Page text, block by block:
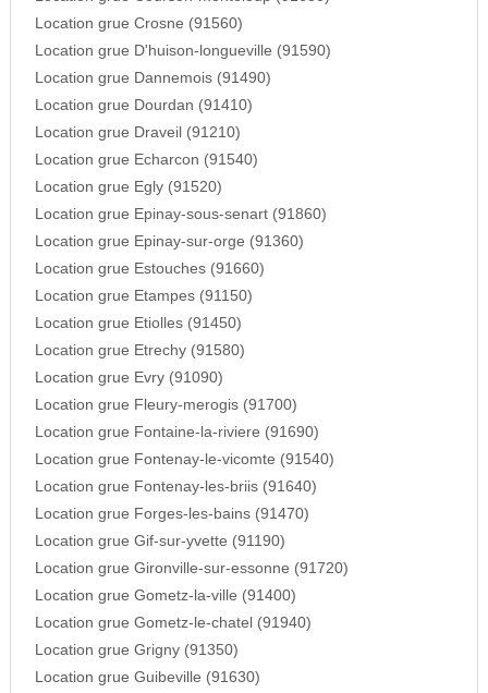
Location grue Crosne (91560)
Location grue D'huison-longueville (91590)
Location grue Dannemois (91490)
Location grue Dourdan (91410)
Location grue Draveil (91210)
Location grue Echarcon (91540)
Location grue Egly (91520)
Location grue Epinay-sous-senart (91860)
Location grue Epinay-sur-orge (91360)
Location grue Estouches (91660)
Location grue Etampes (91150)
Location grue Etiolles (91450)
Location grue Etrechy (91580)
Location grue Evry (91090)
Location grue Fleury-merogis (91700)
Location grue Fontaine-la-riviere (91690)
Location grue Fontenay-le-vicomte (91540)
Location grue Fontenay-les-briis (91640)
Location grue Forges-les-bains (91470)
Location grue Gif-sur-yvette (91190)
Location grue Gironville-sur-essonne (91720)
Location grue Gometz-la-ville (91400)
Location grue Gometz-le-chatel (91940)
Location grue Grigny (91350)
Location grue Guibeville (91630)